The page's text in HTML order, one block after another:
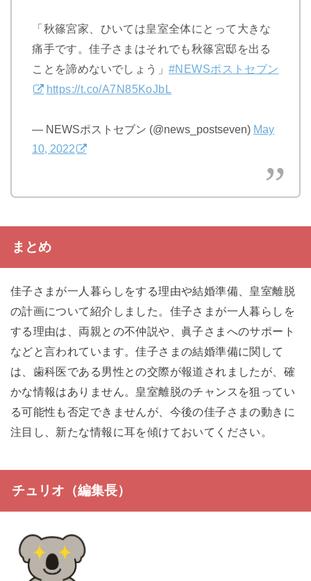
「秋篠宮家、ひいては皇室全体にとって大きな
痛手です。佳子さまはそれでも秋篠宮邸を出る
ことを諦めないでしょう」#NEWSポストセブン
https://t.co/A7N85KoJbL
— NEWSポストセブン (@news_postseven) May
10, 2022
まとめ
佳子さまが一人暮らしをする理由や結婚準備、皇室離脱
の計画について紹介しました。佳子さまが一人暮らしを
する理由は、両親との不仲説や、眞子さまへのサポート
などと言われています。佳子さまの結婚準備に関して
は、歯科医である男性との交際が報道されましたが、確
かな情報はありません。皇室離脱のチャンスを狙ってい
る可能性も否定できませんが、今後の佳子さまの動きに
注目し、新たな情報に耳を傾けておいてください。
チュリオ（編集長）